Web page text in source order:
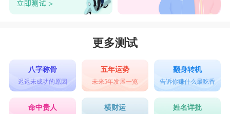
更多测试
八字称骨
迟迟未成功的原因
五年运势
未来5年发展一览
翻身转机
告诉你赚什么最吃香
命中贵人 横财运 姓名详批